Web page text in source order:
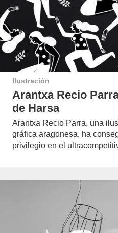
Ilustración
Arantxa Recio
de Harsa
Arantxa Recio Parra, una
gráfica aragonesa, ha
privilegio en el